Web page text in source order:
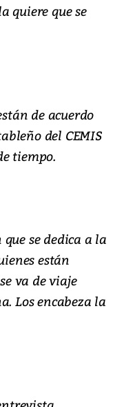
quiere que se
de acuerdo
del CEMIS
tiempo.
se dedica a la
están
va de viaje
Los encabeza la